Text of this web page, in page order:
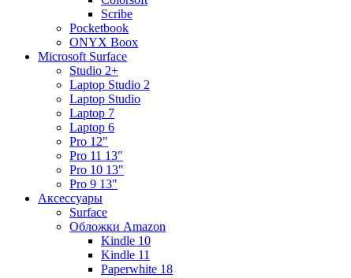
Scribe
Pocketbook
ONYX Boox
Microsoft Surface
Studio 2+
Laptop Studio 2
Laptop Studio
Laptop 7
Laptop 6
Pro 12"
Pro 11 13"
Pro 10 13"
Pro 9 13"
Аксессуары
Surface
Обложки Amazon
Kindle 10
Kindle 11
Paperwhite 18